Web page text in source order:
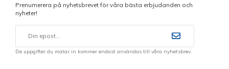
Prenumerera på nyhetsbrevet för våra bästa erbjudanden och
nyheter!
De uppgifter du matar in kommer endast användas till våra nyhetsbrev.